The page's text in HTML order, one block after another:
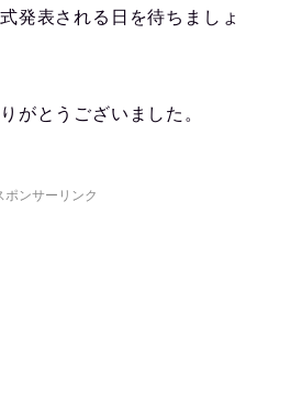
発表される日を待ちましょ
がとうございました。
ポンサーリンク